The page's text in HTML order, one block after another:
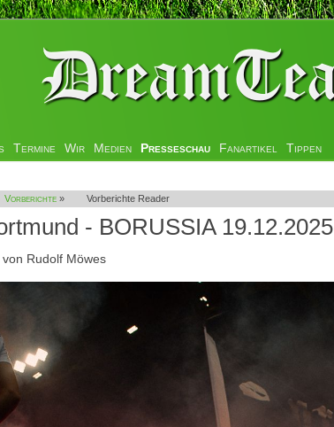
Termine Wir Medien Presseschau Fanartikel Tippen
Vorberichte» Vorberichte Reader
- BORUSSIA 19.12.2025
von Rudolf Möwes